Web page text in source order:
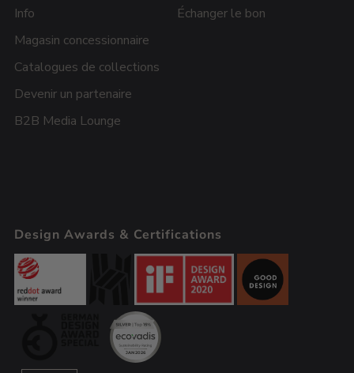
Info
Magasin concessionnaire
Catalogues de collections
Devenir un partenaire
B2B Media Lounge
Échanger le bon
Design Awards & Certifications